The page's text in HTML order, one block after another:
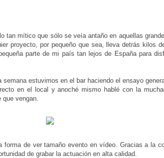
tan mítico que sólo se veía antaño en aquellas
proyecto, por pequeño que sea, lleva detrás kilos
parte de mi país tan lejos de España para
estuvimos en el bar haciendo el ensayo
en el local y anoché mismo hablé con la
que vengan.
de ver tamaño evento en vídeo. Gracias a la
de grabar la actuación en alta calidad.